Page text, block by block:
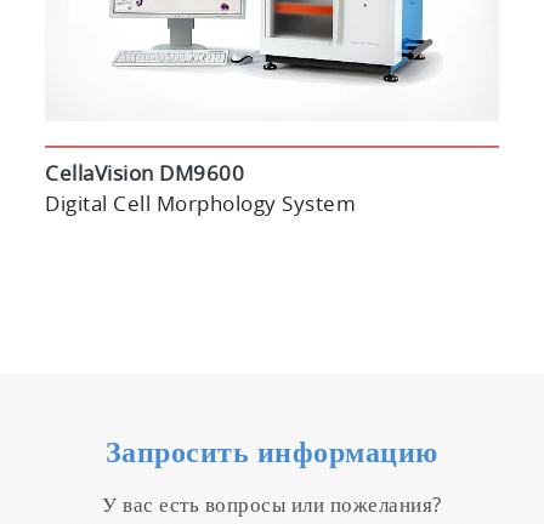
CellaVision DM9600
Digital Cell Morphology System
Запросить информацию
У вас есть вопросы или пожелания?